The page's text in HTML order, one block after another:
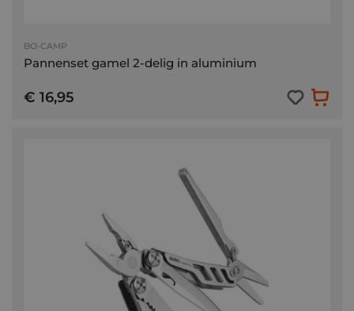
BO-CAMP
Pannenset gamel 2-delig in aluminium
€ 16,95